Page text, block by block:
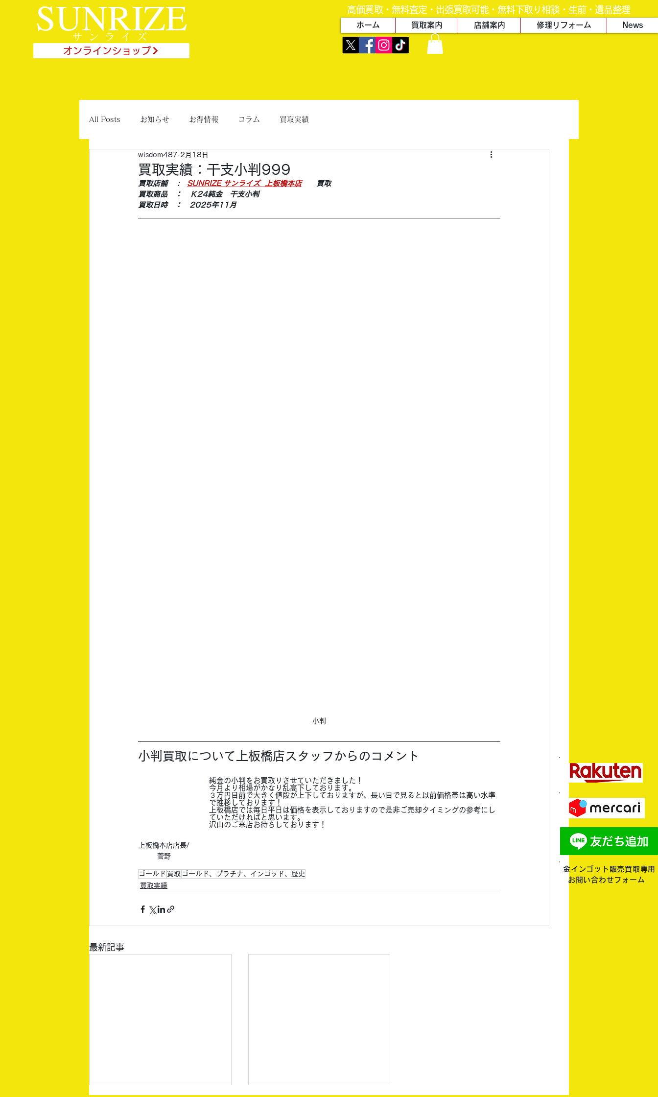
SUNRIZE
サンライズ
オンラインショップ
高価買取・無料査定・出張買取可能・無料下取り相談・生前・遺品整理
ホーム 買取案内 店舗案内 修理リフォーム News
金インゴット販売買取専用
お問い合わせフォーム
All Posts お知らせ お得情報 コラム 買取実績
買取実績：干支小判999
wisdom487 2月18日
買取店舗 　: SUNRIZE サンライズ  上板橋本店 買取
買取商品　：　Ｋ24純金　干支小判
買取日時　：　2025年11月
小判
小判買取について上板橋店スタッフからのコメント
上板橋本店店長/
菅野
純金の小判をお買取りさせていただきました！
今月より相場がかなり乱高下しております。
３万円目前で大きく値段が上下しておりますが、長い目で見ると以前価格帯は高い水準
で推移しております！
上板橋店では毎日平日は価格を表示しておりますので是非ご売却タイミングの参考にし
ていただければと思います。
沢山のご来店お待ちしております！
ゴールド 買取 ゴールド、プラチナ、インゴッド、歴史
買取実績
最新記事